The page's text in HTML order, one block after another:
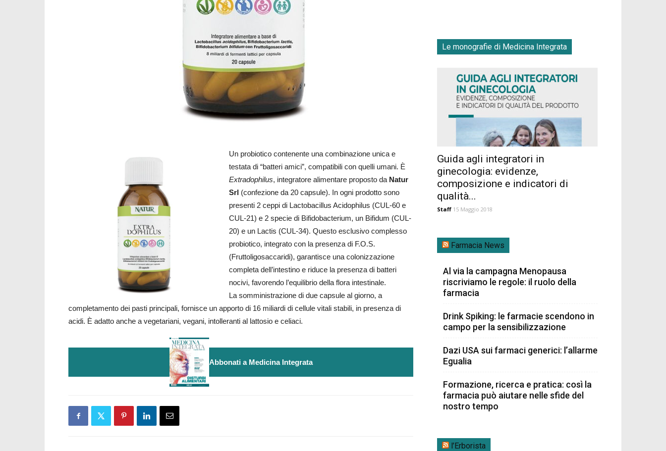
Un probiotico contenente una combinazione unica e
testata di “batteri amici”, compatibili con quelli umani. È
Extradophilus, integratore alimentare proposto da Natur
Srl (confezione da 20 capsule). In ogni prodotto sono
presenti 2 ceppi di Lactobacillus Acidophilus (CUL-60 e
CUL-21) e 2 specie di Bifidobacterium, un Bifidum (CUL-
20) e un Lactis (CUL-34). Questo esclusivo complesso
probiotico, integrato con la presenza di F.O.S.
(Fruttoligosaccaridi), garantisce una colonizzazione
completa dell’intestino e riduce la presenza di batteri
nocivi, favorendo l’equilibrio della flora intestinale.
La somministrazione di due capsule al giorno, a
completamento dei pasti principali, fornisce un apporto di 16 miliardi di cellule vitali stabili, in presenza di
acidi. È adatto anche a vegetariani, vegani, intolleranti al lattosio e celiaci.
Abbonati a Medicina Integrata
Le monografie di Medicina Integrata
Guida agli integratori in
ginecologia: evidenze,
composizione e indicatori di
qualità...
Staff 15 Maggio 2018
Farmacia News
Al via la campagna Menopausa
riscriviamo le regole: il ruolo della
farmacia
Drink Spiking: le farmacie scendono in
campo per la sensibilizzazione
Dazi USA sui farmaci generici: l’allarme
Egualia
Formazione, ricerca e pratica: così la
farmacia può aiutare nelle sfide del
nostro tempo
l’Erborista